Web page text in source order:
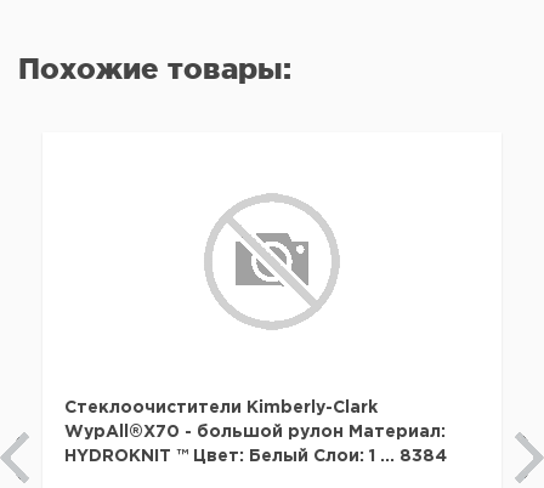
Похожие товары:
Стеклоочистители Kimberly-Clark
WypAll®X70 - большой рулон Материал:
HYDROKNIT ™ Цвет: Белый Слои: 1 ... 8384